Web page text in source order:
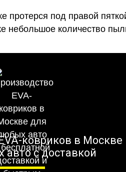
протерся под правой
небольшое количество
ковриков в Москве
с доставкой